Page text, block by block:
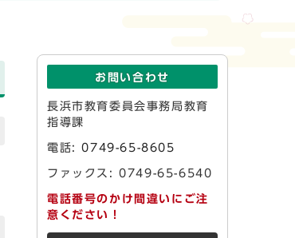
お問い合わせ
長浜市教育委員会事務局教育
指導課
電話:0749-65-8605
ファックス: 0749-65-6540
電話番号のかけ間違いにご注
意ください！